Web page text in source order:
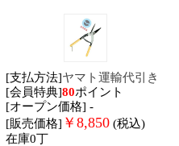
[支払方法]ヤマト運輸代引き
[会員特典]80ポイント
[オープン価格] -
[販売価格] ￥ 8,850 (税込)
在庫0丁